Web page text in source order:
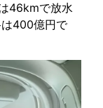
46kmで放水
400億円で